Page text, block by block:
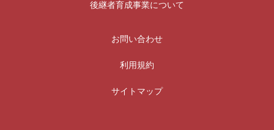
後継者育成事業について
お問い合わせ
利用規約
サイトマップ